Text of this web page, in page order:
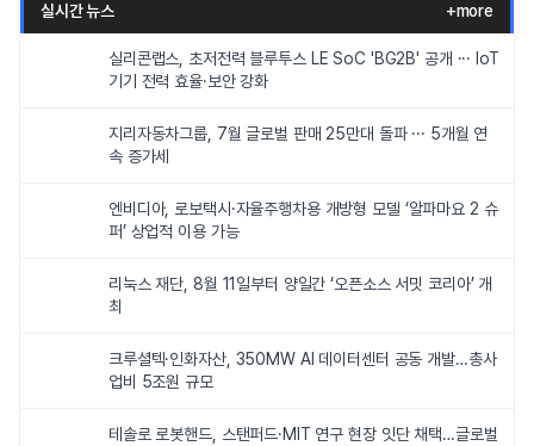
실시간 뉴스 +more
실리콘랩스, 초저전력 블루투스 LE SoC 'BG2B' 공개 ··· IoT
기기 전력 효율·보안 강화
지리자동차그룹, 7월 글로벌 판매 25만대 돌파 ··· 5개월 연
속 증가세
엔비디아, 로보택시·자율주행차용 개방형 모델 ‘알파마요 2 슈
퍼’ 상업적 이용 가능
리눅스 재단, 8월 11일부터 양일간 ‘오픈소스 서밋 코리아’ 개
최
크루셜텍·인화자산, 350MW AI 데이터센터 공동 개발…총사
업비 5조원 규모
테솔로 로봇핸드, 스탠퍼드·MIT 연구 현장 잇단 채택…글로벌